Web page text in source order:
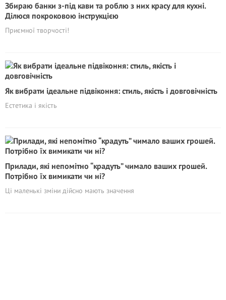
Збираю банки з-під кави та роблю з них красу для кухні.
Ділюся покроковою інструкцією
Приємної творчості!
Як вибрати ідеальне підвіконня: стиль, якість і довговічність
Естетика і якість
Прилади, які непомітно “кpадyть” чимало ваших грошей.
Потрібно їх вимикати чи ні?
Ці маленькі зміни дійсно мають значення